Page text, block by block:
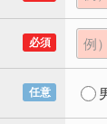
必須
任意